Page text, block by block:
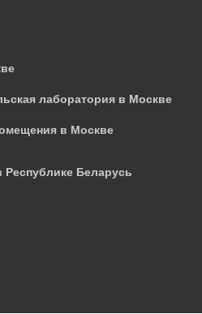
лаборатория в Москве
в Москве
Беларусь